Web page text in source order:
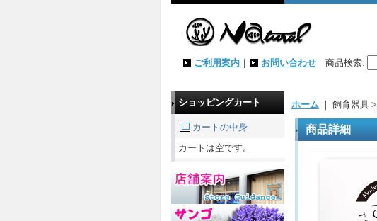
ご利用案内 ｜ お問い合わせ 商品検索:
ショッピングカート
カートの中身
カートは空です。
ホーム ｜ 飼育器具 >
商品詳細